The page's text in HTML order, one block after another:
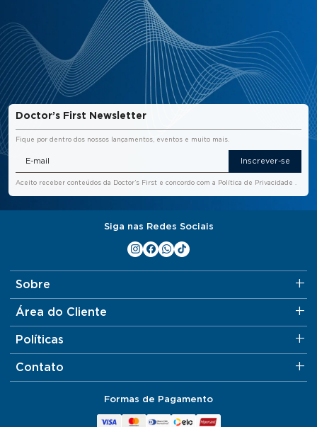
Doctor’s First Newsletter
Fique por dentro dos nossos lançamentos, eventos e muito mais.
Inscrever-se
Aceito receber conteúdos da Doctor’s First e concordo com a Política de Privacidade
Siga nas Redes Sociais
Sobre
Área do Cliente
Políticas
Contato
Formas de Pagamento